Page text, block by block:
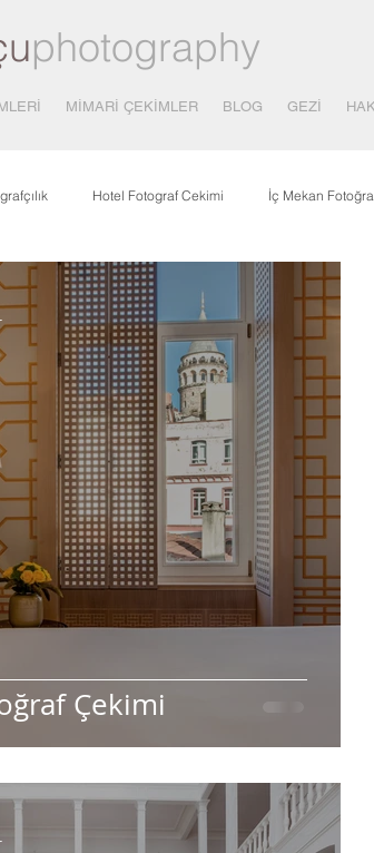
photography
MİMARİ ÇEKİMLER BLOG GEZİ
Hotel Fotograf Cekimi İç Mekan
Fotografçılık Covid-19 - Korona
Çekimi